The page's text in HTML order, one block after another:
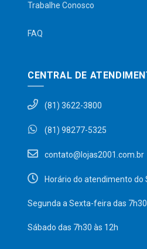
Trabalhe Conosco
FAQ
CENTRAL DE
(81) 3622-3800
(81) 98277-5325
contato@lojas2001.com.br
Horário do atendimento do
Segunda a Sexta-feira das
Sábado das 7h30 às 12h